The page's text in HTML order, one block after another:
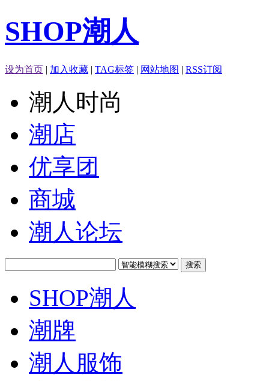
SHOP潮人
设为首页 | 加入收藏 | TAG标签 | 网站地图 | RSS订阅
潮人时尚
潮店
优享团
商城
潮人论坛
搜索
SHOP潮人
潮牌
潮人服饰